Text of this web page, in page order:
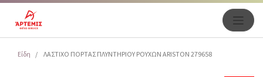
Είδη ΛΑΣΤΙΧΟ ΠΟΡΤΑΣ ΠΛΥΝΤΗΡΙΟΥ ΡΟΥΧΩΝ ARISTON 279658